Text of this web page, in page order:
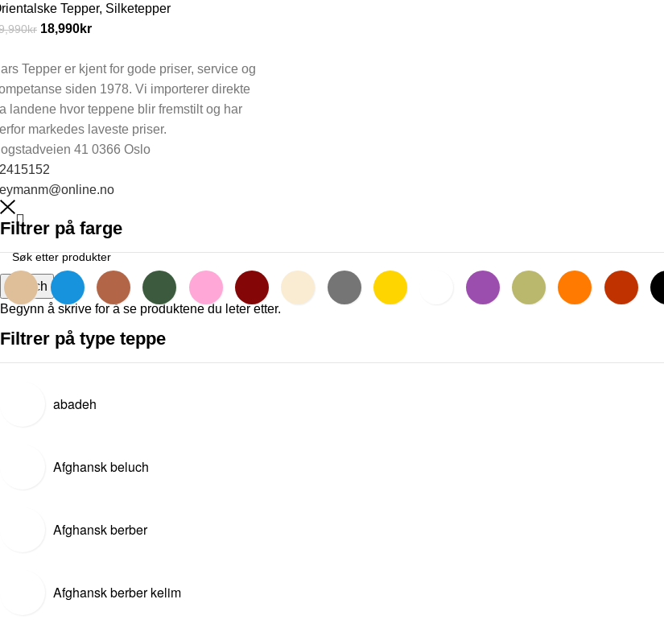
Tepper, Silketepper
kr 18,990kr
Tepper er kjent for gode priser, service og
siden 1978. Vi importerer direkte
landene hvor teppene blir fremstilt og har
markedes laveste priser.
41 0366 Oslo
Search
Begynn å skrive for å se produktene du leter etter.
Filtrer på farge
Filtrer på type teppe
abadeh
Afghansk beluch
Afghansk berber
Afghansk berber kelim